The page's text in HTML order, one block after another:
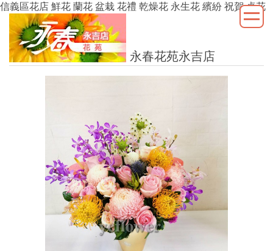
信義區花店 鮮花 蘭花 盆栽 花禮 乾燥花 永生花 繽紛 祝賀 桌花
永春花苑永吉店